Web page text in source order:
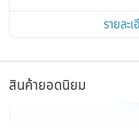
One moment lasts forever:
Retail products are
1, Pacific Place,
รายละ
สินค้ายอดนิยม